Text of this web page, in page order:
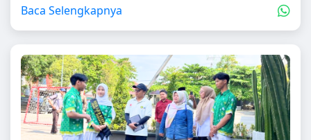
Baca Selengkapnya